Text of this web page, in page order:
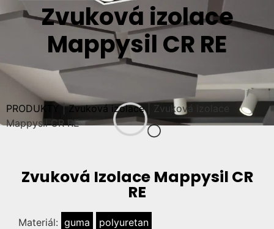
Zvuková izolace
Mappysil CR RE
PRODUKTY|Zvuková izolace| Zvuková izolace
Mappysil CR RE
Zvuková Izolace Mappysil CR
RE
Materiál: guma polyuretan